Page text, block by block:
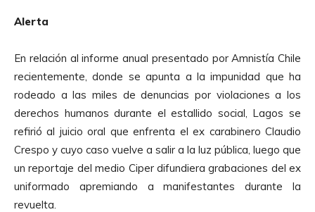
t
r
d
e
A
u
d
i
o
Alerta
En relación al informe anual presentado por Amnistía Chile
recientemente, donde se apunta a la impunidad que ha
rodeado a las miles de denuncias por violaciones a los
derechos humanos durante el estallido social, Lagos se
refirió al juicio oral que enfrenta el ex carabinero Claudio
Crespo y cuyo caso vuelve a salir a la luz pública, luego que
un reportaje del medio Ciper difundiera grabaciones del ex
uniformado apremiando a manifestantes durante la
revuelta.